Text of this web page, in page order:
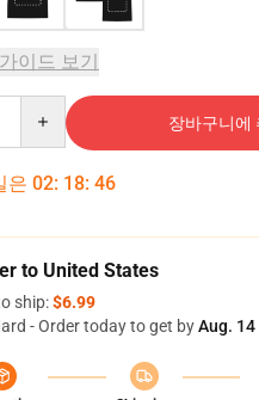
이드 보기
장바구니에
은 02: 18: 46
to United States
ship:$6.99
- Order today to get byAug. 14